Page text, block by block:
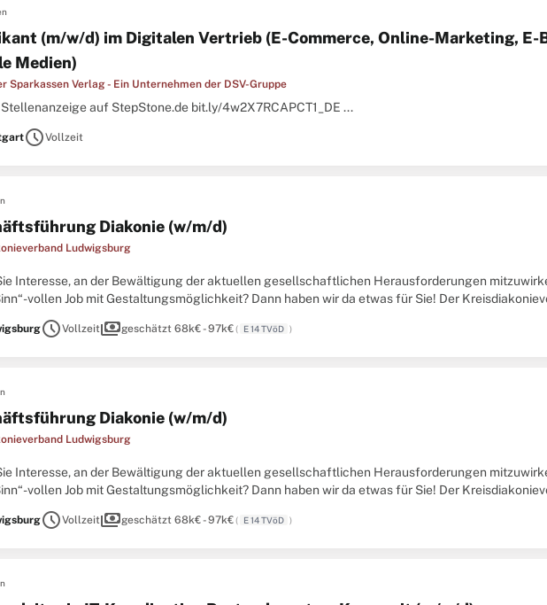
(m/w/d) im Digitalen Vertrieb (E-Commerce, Online-Marketing, E-
Medien)
Sparkassen Verlag - Ein Unternehmen der DSV-Gruppe
auf StepStone.de bit.ly/4w2X7RCAPCT1_DE ...
scheduleVollzeit
Diakonie (w/m/d)
Ludwigsburg
Interesse, an der Bewältigung der aktuellen gesellschaftlichen Herausforderungen
vollen Job mit Gestaltungsmöglichkeit? Dann haben wir da etwas für Sie! Der
scheduleVollzeitpaymentsgeschätzt 68k€ - 97k€( E 14 TVöD )
Diakonie (w/m/d)
Ludwigsburg
Interesse, an der Bewältigung der aktuellen gesellschaftlichen Herausforderungen
vollen Job mit Gestaltungsmöglichkeit? Dann haben wir da etwas für Sie! Der
scheduleVollzeitpaymentsgeschätzt 68k€ - 97k€( E 14 TVöD )